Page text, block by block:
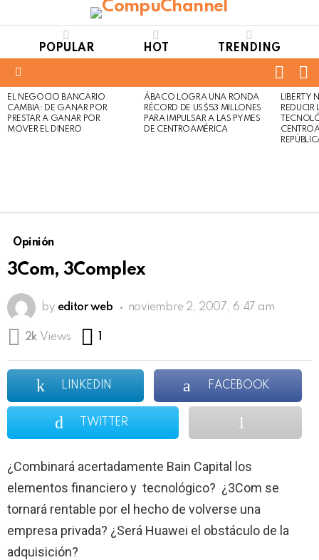
POPULAR HOT TRENDING
LATEST
STORIES
EL NEGOCIO BANCARIO
CAMBIA: DE GANAR POR
PRESTAR A GANAR POR
MOVER EL DINERO
Not
Safe
For
Click
to
view
ÁBACO LOGRA UNA RONDA
RÉCORD DE US$53 MILLONES
PARA IMPULSAR A LAS PYMES
DE CENTROAMÉRICA
LIBERTY
REDUCIR
Opinión
3Com, 3Complex
by editor web noviembre 2, 2007, 6:47 am
2k Views
LINKEDIN FACEBOOK
TWITTER
¿Combinará acertadamente Bain Capital los
elementos financiero y tecnológico? ¿3Com se
tornará rentable por el hecho de volverse una
empresa privada? ¿Será Huawei el obstáculo de la
adquisición?